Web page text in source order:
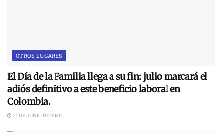
OTROS LUGARES
El Día de la Familia llega a su fin: julio marcará el
adiós definitivo a este beneficio laboral en
Colombia.
17 DE JUNIO DE 2026